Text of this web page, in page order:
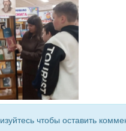
чтобы оставить